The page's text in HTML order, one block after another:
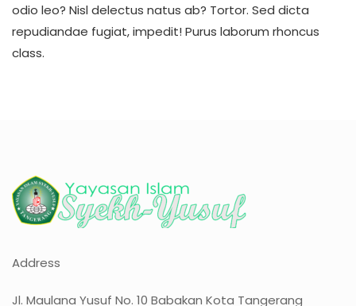
odio leo? Nisl delectus natus ab? Tortor. Sed dicta
repudiandae fugiat, impedit! Purus laborum rhoncus
class.
Address
Jl. Maulana Yusuf No. 10 Babakan Kota Tangerang